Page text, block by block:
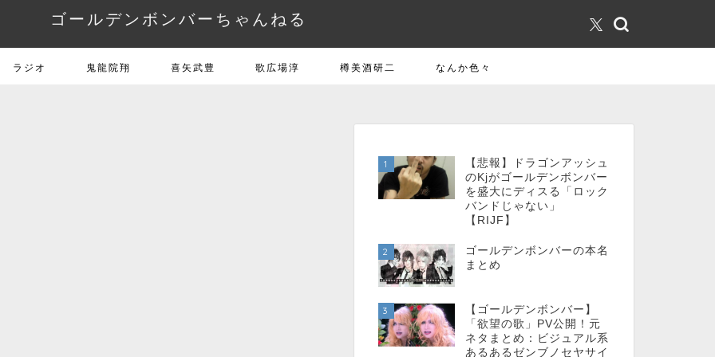
ゴールデンボンバーちゃんねる
ラジオ 鬼龍院翔 喜矢武豊 歌広場淳 樽美酒研二 なんか色々
1
【悲報】ドラゴンアッシュ
のKjがゴールデンボンバー
を盛大にディスる「ロック
バンドじゃない」
【RIJF】
2
ゴールデンボンバーの本名
まとめ
3
【ゴールデンボンバー】
「欲望の歌」PV公開！元
ネタまとめ：ビジュアル系
あるあるゼンブノセヤサイ